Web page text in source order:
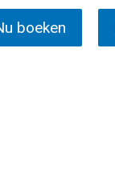
boeken